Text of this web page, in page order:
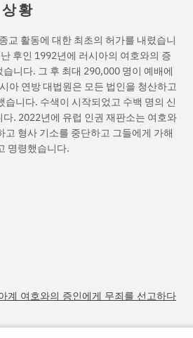
황
교 활동에 대한 최초의 허가를 내렸습니
후인 1992년에 러시아의 여호와의 증
니다. 그 후 최대 290,000 명이 예배에
아 연방 대법원은 모든 법인을 청산하고
습니다. 수색이 시작되었고 수백 명의 신
. 2022년에 유럽 인권 재판소는 여호와
고 형사 기소를 중단하고 그들에게 가해
명령했습니다.
계 여호와의 증인에게 무죄를 선고하다